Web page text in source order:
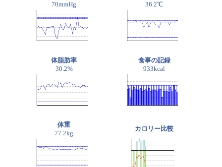
70mmHg
36.2℃
体脂肪率
30.2%
食事の記録
933kcal
体重
77.2kg
カロリー比較